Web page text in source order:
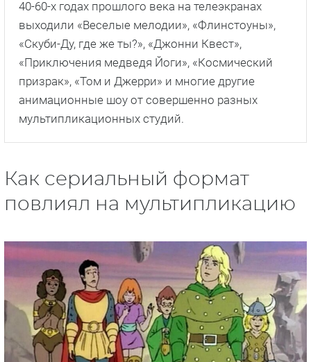
40-60-х годах прошлого века на телеэкранах
выходили «Веселые мелодии», «Флинстоуны»,
«Скуби-Ду, где же ты?», «Джонни Квест»,
«Приключения медведя Йоги», «Космический
призрак», «Том и Джерри» и многие другие
анимационные шоу от совершенно разных
мультипликационных студий.
Как сериальный формат
повлиял на мультипликацию